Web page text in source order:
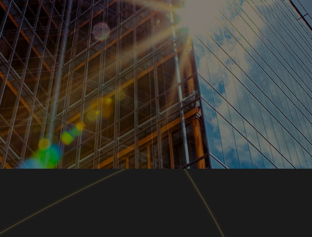
「Serendie®（セレンディ）」の活用により、お客様
の成長と、多様化する社会課題の解決に貢献する、
「循環型 デジタル・エンジニアリング企業」を目指し
ます。
詳細はこちら